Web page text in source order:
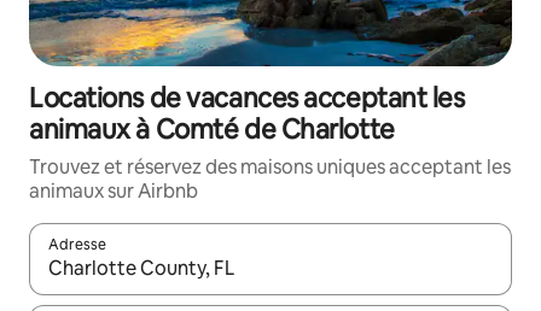
Locations de vacances acceptant les
animaux à Comté de Charlotte
Trouvez et réservez des maisons uniques acceptant les
animaux sur Airbnb
Adresse
Lorsque les résultats s'affichent, utilisez les flèches vers le